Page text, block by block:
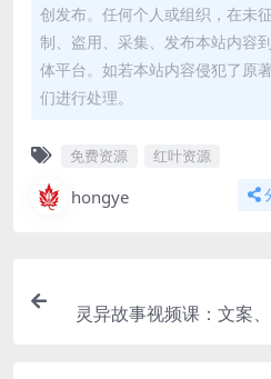
创发布。任何个人或组织，在未
制、盗用、采集、发布本站内容
体平台。如若本站内容侵犯了原
们进行处理。
免费资源 红叶资源
hongye
灵异故事视频课：文案